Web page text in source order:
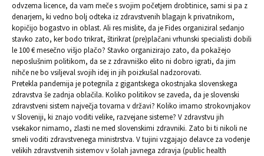
odvzema licence, da vam meče s svojim početjem drobtinice, sami si pa z
denarjem, ki vedno bolj odteka iz zdravstvenih blagajn k privatnikom,
kopičijo bogastvo in oblast. Ali res mislite, da je Fides organiziral sedanjo
stavko zato, ker bodo trikrat, štirikrat (pre)plačani vrhunski specialisti dobili
le 100 € mesečno višjo plačo? Stavko organizirajo zato, da pokažejo
neposlušnim politikom, da se z zdravniško elito ni dobro igrati, da jim
nihče ne bo vsiljeval svojih idej in jih poizkušal nadzorovati.
Pretekla pandemija je potegnila z gigantskega okostnjaka slovenskega
zdravstva še zadnja oblačila. Koliko politikov se zaveda, da je slovenski
zdravstveni sistem največja tovarna v državi? Koliko imamo strokovnjakov
v Sloveniji, ki znajo voditi velike, razvejane sisteme? V zdravstvu jih
vsekakor nimamo, zlasti ne med slovenskimi zdravniki. Zato bi ti nikoli ne
smeli voditi zdravstvenega ministrstva. V tujini vzgajajo delavce za vodenje
velikih zdravstvenih sistemov v šolah javnega zdravja (public health